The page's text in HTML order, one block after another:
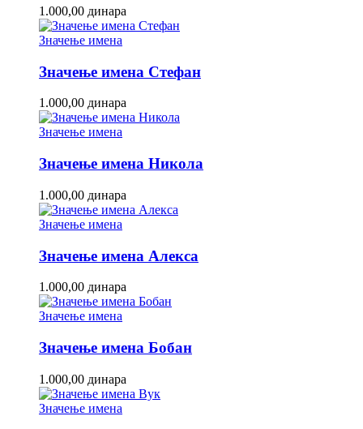
1.000,00 динара
Значење имена
Значење имена Стефан
1.000,00 динара
Значење имена
Значење имена Никола
1.000,00 динара
Значење имена
Значење имена Алекса
1.000,00 динара
Значење имена
Значење имена Бобан
1.000,00 динара
Значење имена